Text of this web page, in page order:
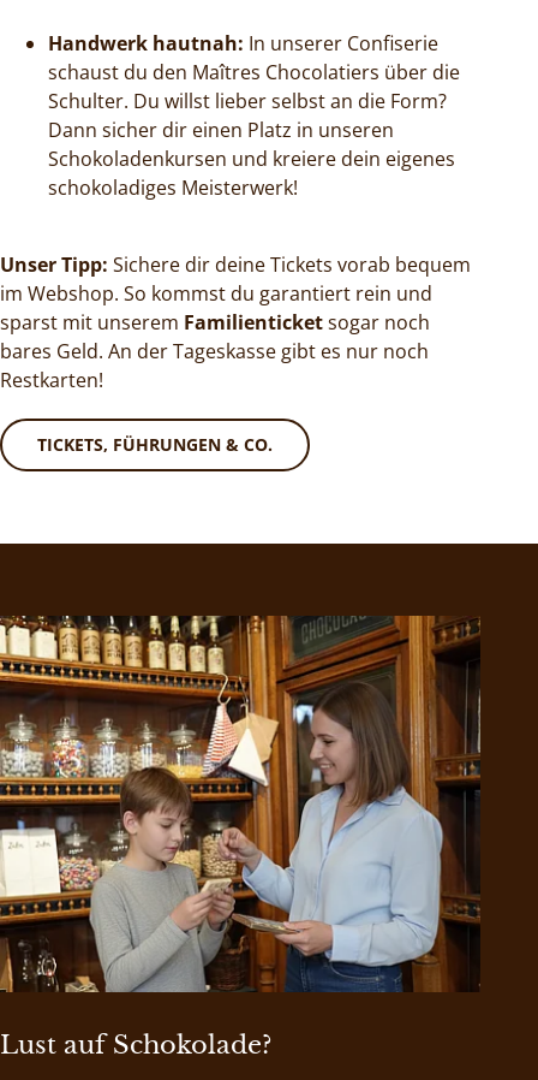
Handwerk hautnah: In unserer Confiserie
schaust du den Maîtres Chocolatiers über die
Schulter. Du willst lieber selbst an die Form?
Dann sicher dir einen Platz in unseren
Schokoladenkursen und kreiere dein eigenes
schokoladiges Meisterwerk!
Unser Tipp: Sichere dir deine Tickets vorab bequem
im Webshop. So kommst du garantiert rein und
sparst mit unserem Familienticketsogar noch
bares Geld. An der Tageskasse gibt es nur noch
Restkarten!
TICKETS, FÜHRUNGEN & CO.
Lust auf Schokolade?